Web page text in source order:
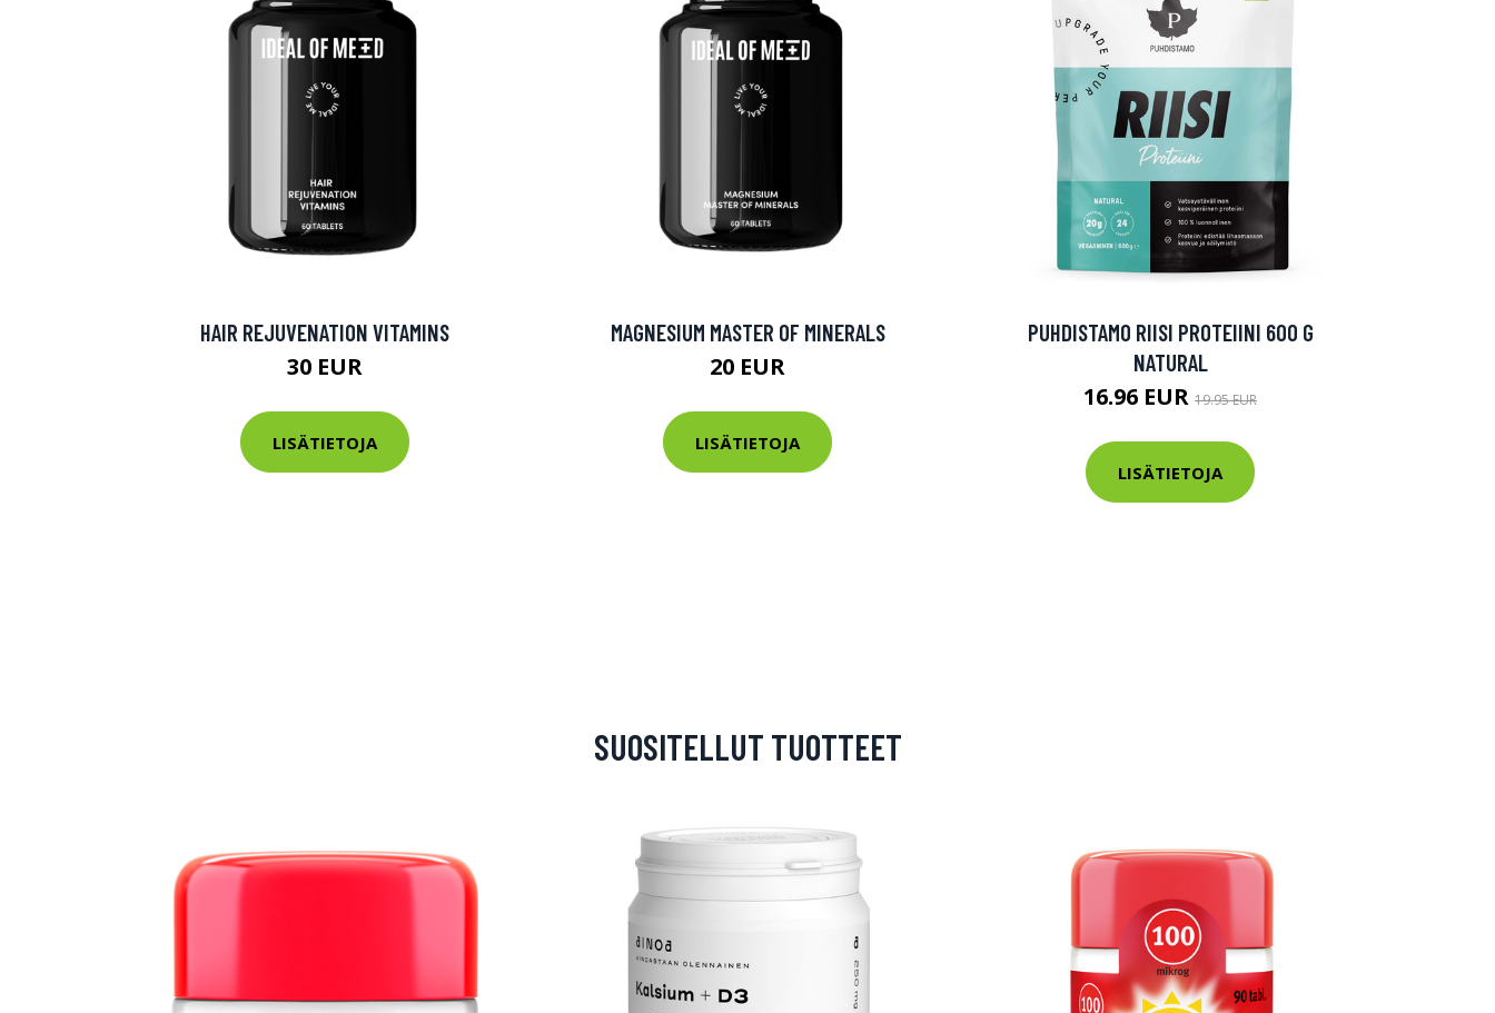
HAIR REJUVENATION VITAMINS
30 EUR
LISÄTIETOJA
MAGNESIUM MASTER OF MINERALS
20 EUR
LISÄTIETOJA
PUHDISTAMO RIISI PROTEIINI 600 G
NATURAL
16.96 EUR 19.95 EUR
LISÄTIETOJA
SUOSITELLUT TUOTTEET